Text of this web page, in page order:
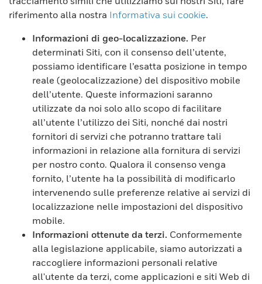
riferimento alla nostra Informativa sui cookie.
Informazioni di geo-localizzazione. Per
determinati Siti, con il consenso dell’utente,
possiamo identificare l’esatta posizione in tempo
reale (geolocalizzazione) del dispositivo mobile
dell’utente. Queste informazioni saranno
utilizzate da noi solo allo scopo di facilitare
all’utente l’utilizzo dei Siti, nonché dai nostri
fornitori di servizi che potranno trattare tali
informazioni in relazione alla fornitura di servizi
per nostro conto. Qualora il consenso venga
fornito, l’utente ha la possibilità di modificarlo
intervenendo sulle preferenze relative ai servizi di
localizzazione nelle impostazioni del dispositivo
mobile.
Informazioni ottenute da terzi. Conformemente
alla legislazione applicabile, siamo autorizzati a
raccogliere informazioni personali relative
all'utente da terzi, come applicazioni e siti Web di